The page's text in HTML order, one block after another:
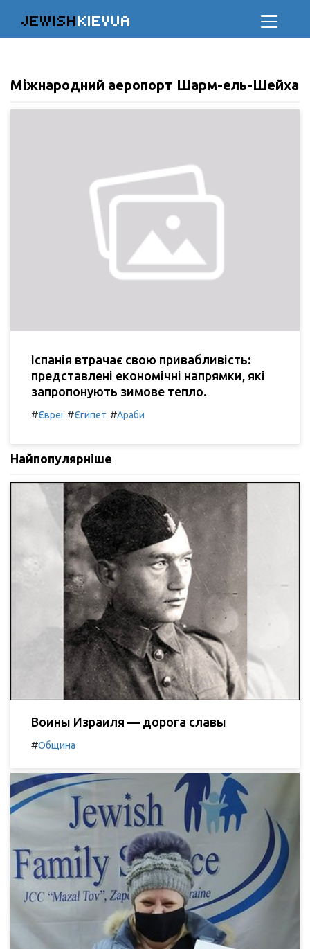
JEWISHKIEVUA
Міжнародний аеропорт Шарм-ель-Шейха
Іспанія втрачає свою привабливість:
представлені економічні напрямки, які
запропонують зимове тепло.
#Євреї #Єгипет #Араби
Найпопулярніше
Воины Израиля — дорога славы
#Община